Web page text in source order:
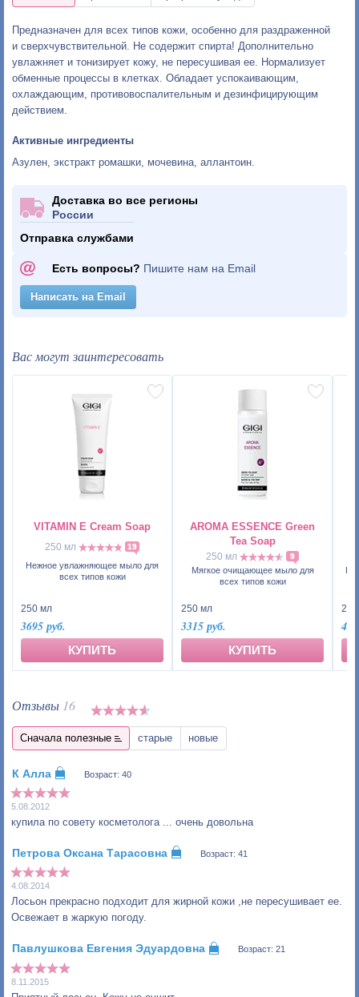
Предназначен для всех типов кожи, особенно для раздраженной
и сверхчувствительной. Не содержит спирта! Дополнительно
увлажняет и тонизирует кожу, не пересушивая ее. Нормализует
обменные процессы в клетках. Обладает успокаивающим,
охлаждающим, противовоспалительным и дезинфицирующим
действием.
Активные ингредиенты
Азулен, экстракт ромашки, мочевина, аллантоин.
Доставка во все регионы
России
Отправка службами
Есть вопросы? Пишите нам на Email
Написать на Email
Вас могут заинтересовать
VITAMIN E Cream Soap
250 мл 19
Нежное увлажняющее мыло для
всех типов кожи
250 мл
3695 руб.
КУПИТЬ
AROMA ESSENCE Green
Tea Soap
250 мл 9
Мягкое очищающее мыло для
всех типов кожи
250 мл
3315 руб.
КУПИТЬ
Отзывы 16
Сначала полезные старые новые
Возраст: 40
5.08.2012
купила по совету косметолога ... очень довольна
Возраст: 41
4.08.2014
Лосьон прекрасно подходит для жирной кожи ,не пересушивает ее.
Освежает в жаркую погоду.
Возраст: 21
8.11.2015